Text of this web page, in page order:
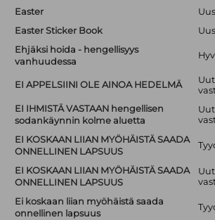
Easter
Easter Sticker Book
Ehjäksi hoida - hengellisyys
vanhuudessa
EI APPELSIINI OLE AINOA HEDELMÄ
EI IHMISTÄ VASTAAN hengellisen
sodankäynnin kolme aluetta
EI KOSKAAN LIIAN MYÖHÄISTÄ SAADA
ONNELLINEN LAPSUUS
EI KOSKAAN LIIAN MYÖHÄISTÄ SAADA
ONNELLINEN LAPSUUS
Ei koskaan liian myöhäistä saada
onnellinen lapsuus